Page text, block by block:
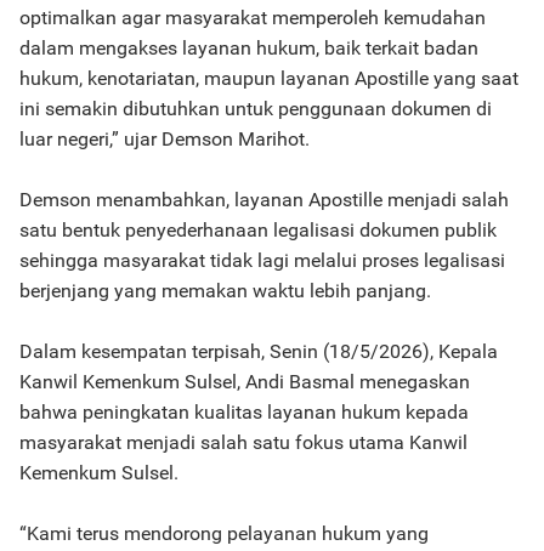
optimalkan agar masyarakat memperoleh kemudahan
dalam mengakses layanan hukum, baik terkait badan
hukum, kenotariatan, maupun layanan Apostille yang saat
ini semakin dibutuhkan untuk penggunaan dokumen di
luar negeri,” ujar Demson Marihot.
Demson menambahkan, layanan Apostille menjadi salah
satu bentuk penyederhanaan legalisasi dokumen publik
sehingga masyarakat tidak lagi melalui proses legalisasi
berjenjang yang memakan waktu lebih panjang.
Dalam kesempatan terpisah, Senin (18/5/2026), Kepala
Kanwil Kemenkum Sulsel, Andi Basmal menegaskan
bahwa peningkatan kualitas layanan hukum kepada
masyarakat menjadi salah satu fokus utama Kanwil
Kemenkum Sulsel.
“Kami terus mendorong pelayanan hukum yang